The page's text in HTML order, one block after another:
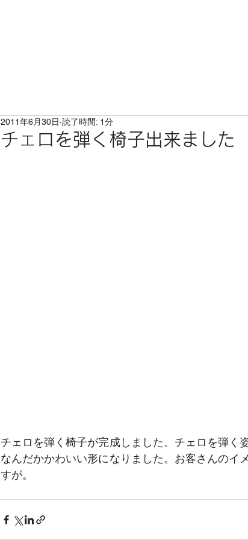
チェロを弾く椅子出来ました
2011年6月30日 読了時間: 1分
チェロを弾く椅子が完成しました。チェロを弾く
なんだかかわいい形になりました。お客さんのイ